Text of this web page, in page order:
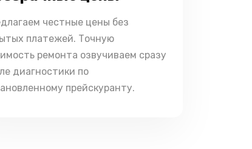
честные цены без
платежей. Точную
ремонта озвучиваем сразу
диагностики по
прейскуранту.